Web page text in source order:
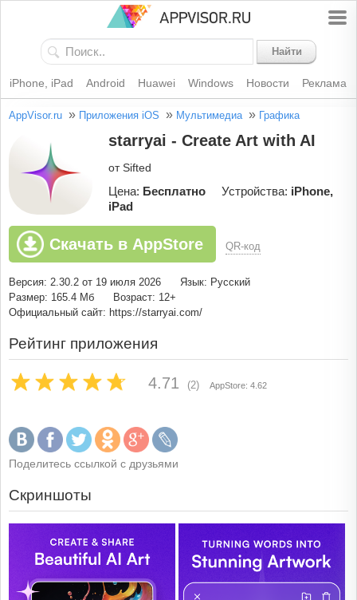
Найти
iPhone, iPad Android Huawei Windows Новости Реклама
AppVisor.ru » Приложения iOS » Мультимедиа » Графика
starryai - Create Art with AI
от Sifted
Цена: Бесплатно Устройства: iPhone,
iPad
Скачать в AppStore QR-код
Версия: 2.30.2 от 19 июля 2026
Язык: Русский
Размер: 165.4 Мб
Возраст: 12+
Официальный сайт: https://starryai.com/
Рейтинг приложения
4.71 (2) AppStore: 4.62
Поделитесь ссылкой с друзьями
Скриншоты